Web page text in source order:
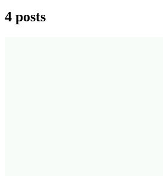
4 posts